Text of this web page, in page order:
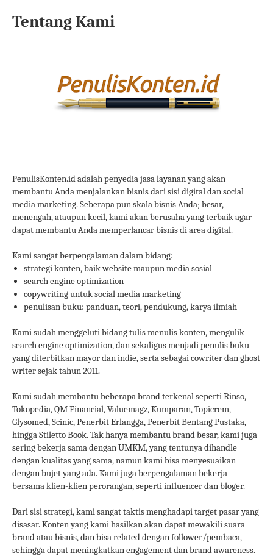
Tentang Kami
PenulisKonten.id adalah penyedia jasa layanan yang akan
membantu Anda menjalankan bisnis dari sisi digital dan social
media marketing. Seberapa pun skala bisnis Anda; besar,
menengah, ataupun kecil, kami akan berusaha yang terbaik agar
dapat membantu Anda memperlancar bisnis di area digital.
Kami sangat berpengalaman dalam bidang:
strategi konten, baik website maupun media sosial
search engine optimization
copywriting untuk social media marketing
penulisan buku: panduan, teori, pendukung, karya ilmiah
Kami sudah menggeluti bidang tulis menulis konten, mengulik
search engine optimization, dan sekaligus menjadi penulis buku
yang diterbitkan mayor dan indie, serta sebagai cowriter dan ghost
writer sejak tahun 2011.
Kami sudah membantu beberapa brand terkenal seperti Rinso,
Tokopedia, QM Financial, Valuemagz, Kumparan, Topicrem,
Glysomed, Scinic, Penerbit Erlangga, Penerbit Bentang Pustaka,
hingga Stiletto Book. Tak hanya membantu brand besar, kami juga
sering bekerja sama dengan UMKM, yang tentunya dihandle
dengan kualitas yang sama, namun kami bisa menyesuaikan
dengan bujet yang ada. Kami juga berpengalaman bekerja
bersama klien-klien perorangan, seperti influencer dan bloger.
Dari sisi strategi, kami sangat taktis menghadapi target pasar yang
disasar. Konten yang kami hasilkan akan dapat mewakili suara
brand atau bisnis, dan bisa related dengan follower/pembaca,
sehingga dapat meningkatkan engagement dan brand awareness.